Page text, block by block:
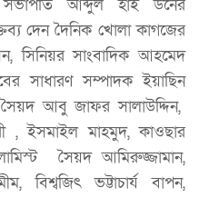
সভাপতি আব্দুল হাই ডনের
দেন দৈনিক খোলা কাগজের
সিনিয়র সাংবাদিক আহমেদ
সাধারণ সম্পাদক ইয়াছিন
আবু জাফর সালাউদ্দিন,
, ইসমাইল মাহমুদ, কাওছার
সৈয়দ আমিরুজ্জামান,
বিশ্বজিৎ ভট্টাচার্য বাপন,